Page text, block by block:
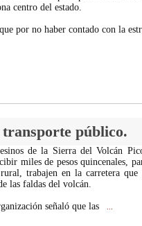
centro del estado.
por no haber contado con la
transporte público.
de la Sierra del Volcán
miles de pesos quincenales,
trabajen en la carretera que
las faldas del volcán.
señaló que las